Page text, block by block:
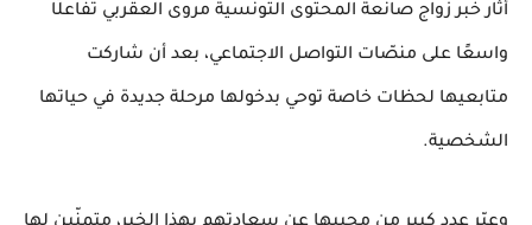
أثار خبر زواج صانعة المحتوى التونسية مروى العقربي تفاعلًا
واسعًا على منصّات التواصل الاجتماعي، بعد أن شاركت
متابعيها لحظات خاصة توحي بدخولها مرحلة جديدة في حياتها
الشخصية.